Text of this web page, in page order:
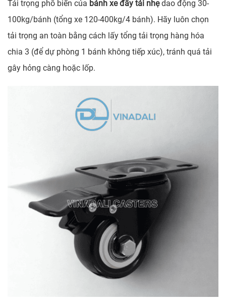
Tải trọng phổ biến của bánh xe đẩy tải nhẹdao động 30-
100kg/bánh (tổng xe 120-400kg/4 bánh). Hãy luôn chọn
tải trọng an toàn bằng cách lấy tổng tải trọng hàng hóa
chia 3 (để dự phòng 1 bánh không tiếp xúc), tránh quá tải
gây hỏng càng hoặc lốp.